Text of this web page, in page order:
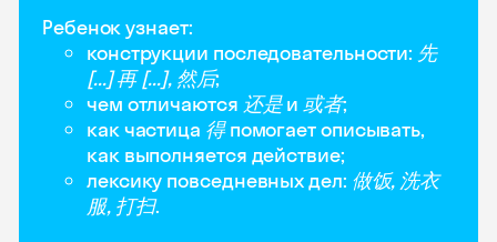
Ребенок узнает:
конструкции последовательности: 先
[...] 再 [...], 然后;
чем отличаются 还是и或者;
как частица 得помогает описывать,
как выполняется действие;
лексику повседневных дел: 做饭, 洗衣
服, 打扫.